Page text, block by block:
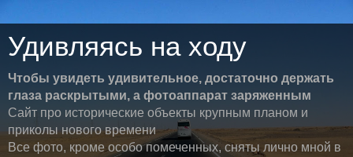
Удивляясь на ходу
Чтобы увидеть удивительное, достаточно держать
глаза раскрытыми, а фотоаппарат заряженным
Сайт про исторические объекты крупным планом и
приколы нового времени
Все фото, кроме особо помеченных, сняты лично мной в